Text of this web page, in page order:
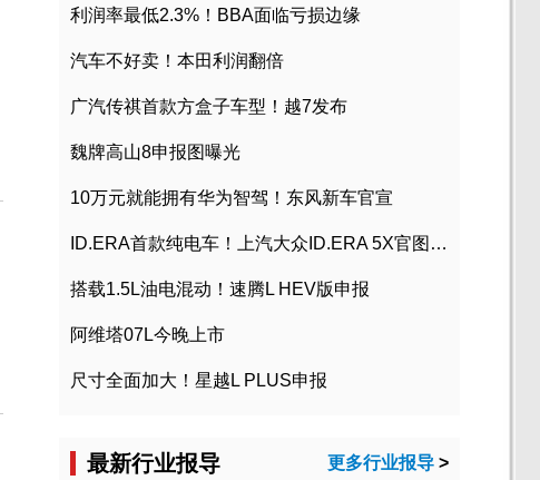
利润率最低2.3%！BBA面临亏损边缘
汽车不好卖！本田利润翻倍
广汽传祺首款方盒子车型！越7发布
魏牌高山8申报图曝光
10万元就能拥有华为智驾！东风新车官宣
ID.ERA首款纯电车！上汽大众ID.ERA 5X官图发布
搭载1.5L油电混动！速腾L HEV版申报
阿维塔07L今晚上市
尺寸全面加大！星越L PLUS申报
最新行业报导 更多行业报导 >